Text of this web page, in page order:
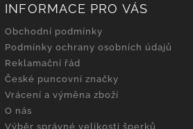
INFORMACE PRO VÁS
Obchodní podmínky
Podmínky ochrany osobních údajů
Reklamační řád
České puncovní značky
Vrácení a výměna zboží
O nás
Výběr správné velikosti šperků